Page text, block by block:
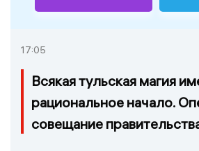
17:05
Всякая тульская магия
рациональное начало.
совещание